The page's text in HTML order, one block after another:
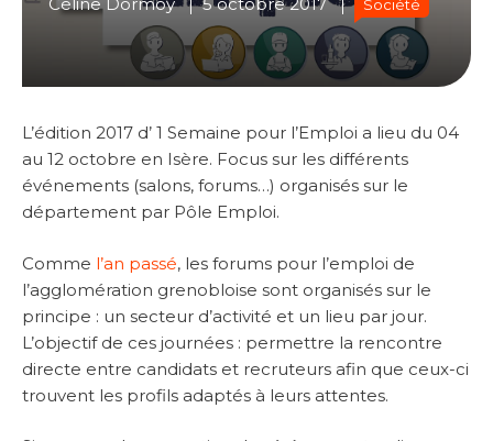
Céline Dormoy 5 octobre 2017 Société
L’édition 2017 d’ 1 Semaine pour l’Emploi a lieu du 04
au 12 octobre en Isère. Focus sur les différents
événements (salons, forums…) organisés sur le
département par Pôle Emploi.
Comme l’an passé, les forums pour l’emploi de
l’agglomération grenobloise sont organisés sur le
principe : un secteur d’activité et un lieu par jour.
L’objectif de ces journées : permettre la rencontre
directe entre candidats et recruteurs afin que ceux-ci
trouvent les profils adaptés à leurs attentes.